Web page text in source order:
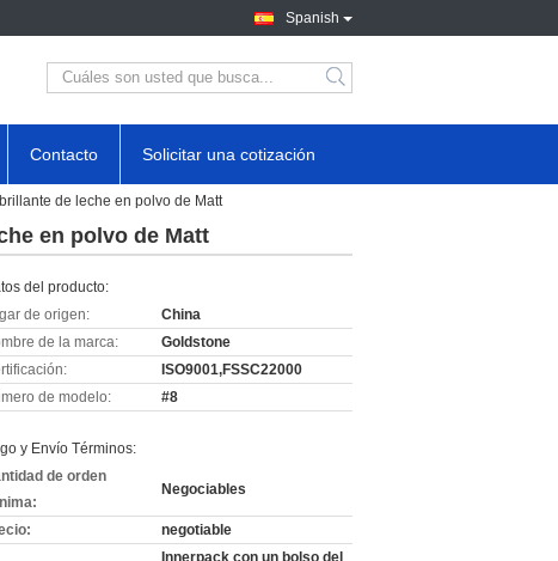
Spanish
Contacto Solicitar una cotización
de leche en polvo de Matt
en polvo de Matt
del producto:
de origen:
China
de la marca:
Goldstone
ISO9001,FSSC22000
de modelo:
#8
y Envío Términos:
de orden
Negociables
negotiable
Innerpack con un bolso del